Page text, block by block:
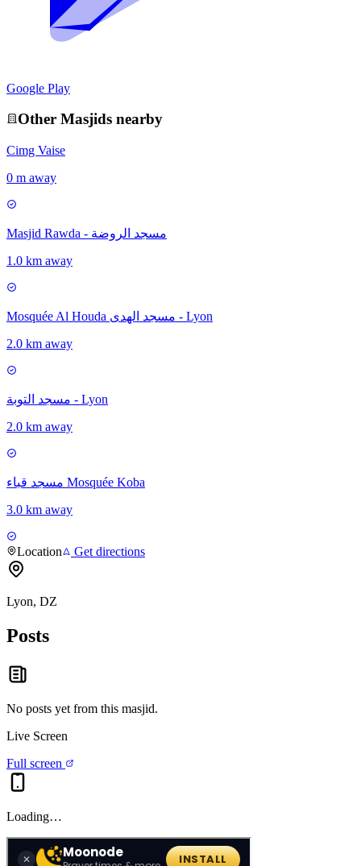
Google Play
Other Masjids nearby
Cimg Vaise
0 m away
Masjid Rawda - مسجد الروضة
1.0 km away
Mosquée Al Houda مسجد الهدى - Lyon
2.0 km away
مسجد التوبة - Lyon
2.0 km away
مسجد قباء Mosquée Koba
3.0 km away
Location Get directions
Lyon, DZ
Posts
No posts yet from this masjid.
Live Screen
Full screen
Loading…